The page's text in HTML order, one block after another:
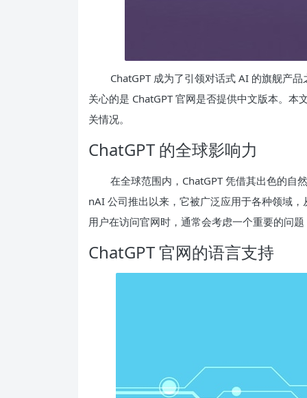
ChatGPT 成为了引领对话式 AI 的旗舰产
关心的是 ChatGPT 官网是否提供中文版本。本
关情况。
ChatGPT 的全球影响力
在全球范围内，ChatGPT 凭借其出色的自
nAI 公司推出以来，它被广泛应用于各种领域
用户在访问官网时，通常会考虑一个重要的问
ChatGPT 官网的语言支持